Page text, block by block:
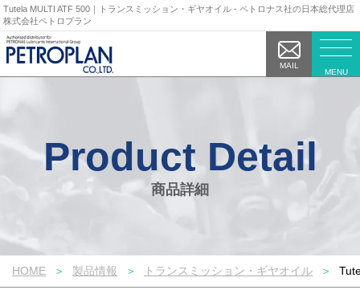
Tutela MULTI ATF 500｜トランスミッション・ギヤオイル - ペトロナス社の日本総代理店
株式会社ペトロプラン
MENU
MAIL
商品詳細
HOME 製品情報 トランスミッション・ギヤオイル